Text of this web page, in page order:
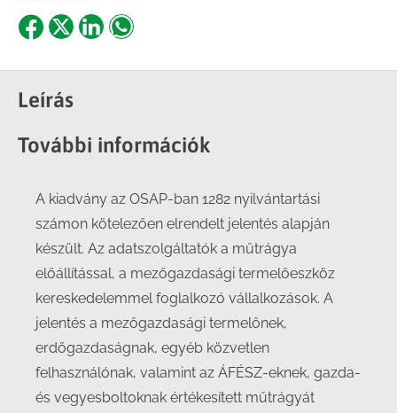
Share
Facebook
Share
X
ShareShare
Leírás
További információk
A kiadvány az OSAP-ban 1282 nyilvántartási
számon kötelezően elrendelt jelentés alapján
készült. Az adatszolgáltatók a műtrágya
előállítással, a mezőgazdasági termelőeszköz
kereskedelemmel foglalkozó vállalkozások. A
jelentés a mezőgazdasági termelőnek,
erdőgazdaságnak, egyéb közvetlen
felhasználónak, valamint az ÁFÉSZ-eknek, gazda-
és vegyesboltoknak értékesített műtrágyát